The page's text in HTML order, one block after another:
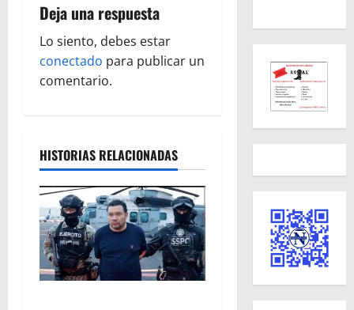
c
i
ó
d
e
e
n
t
Deja una respuesta
Lo siento, debes estar
conectado para publicar un
comentario.
HISTORIAS RELACIONADAS